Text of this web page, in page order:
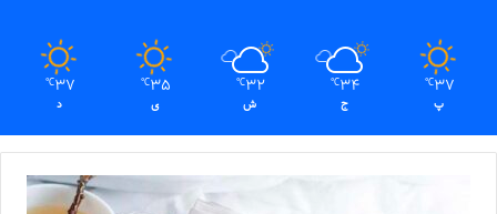
37
℃
پ
34
℃
ج
32
℃
ش
35
℃
ی
37
℃
د